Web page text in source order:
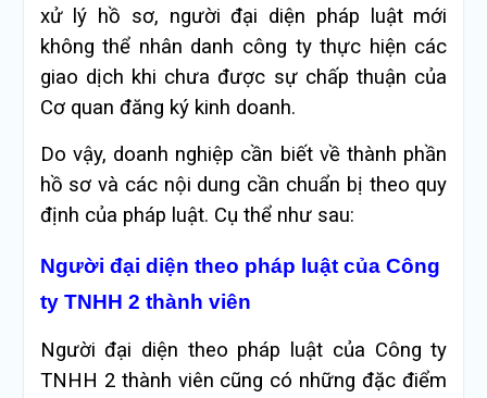
xử lý hồ sơ, người đại diện pháp luật mới
không thể nhân danh công ty thực hiện các
giao dịch khi chưa được sự chấp thuận của
Cơ quan đăng ký kinh doanh.
Do vậy, doanh nghiệp cần biết về thành phần
hồ sơ và các nội dung cần chuẩn bị theo quy
định của pháp luật. Cụ thể như sau:
Người đại diện theo pháp luật của Công
ty TNHH 2 thành viên
Người đại diện theo pháp luật của Công ty
TNHH 2 thành viên cũng có những đặc điểm